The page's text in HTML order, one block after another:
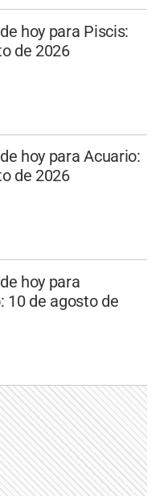
hoy para Piscis:
de 2026
hoy para Acuario:
de 2026
hoy para
10 de agosto de